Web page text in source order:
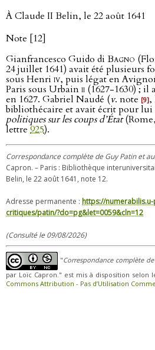
À Claude II Belin, le 22 août 1641
Note [12]
Gianfrancesco Guido di Bagno
24 juillet 1641) avait été plusieurs
sous Henri iv, puis légat en
Paris sous Urbainii (1627-1630) ; il
en 1627. Gabriel Naudé (v. note [9],
bibliothécaire et avait écrit pour lui
politiques sur les coups d’État
lettre925).
Correspondance complète de Guy Patin et
Capron. – Paris : Bibliothèque
Belin, le 22 août 1641, note 12.
Adresse permanente : https://
critiques/patin/?do=pg&let=0059&cln=12
(Consulté le 09/08/2026)
"Correspondance complète
par Loïc Capron." est mis à disposition selon
Commons Attribution - Pas d’Utilisation